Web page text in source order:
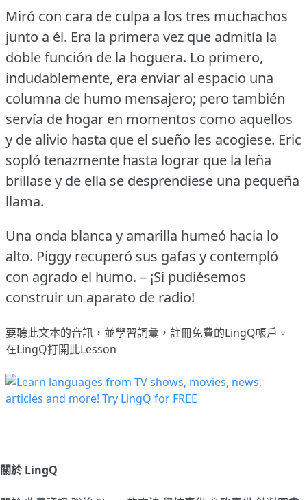
Miró con cara de culpa a los tres muchachos
junto a él. Era la primera vez que admitía la
doble función de la hoguera. Lo primero,
indudablemente, era enviar al espacio una
columna de humo mensajero; pero también
servía de hogar en momentos como aquellos
y de alivio hasta que el sueño les acogiese. Eric
sopló tenazmente hasta lograr que la leña
brillase y de ella se desprendiese una pequeña
llama.
Una onda blanca y amarilla humeó hacia lo
alto. Piggy recuperó sus gafas y contempló
con agrado el humo. – ¡Si pudiésemos
construir un aparato de radio!
要聽此文本的音訊，並學習詞彙， 註冊免費的LingQ帳戶。
在LingQ打開此Lesson
關於 LingQ